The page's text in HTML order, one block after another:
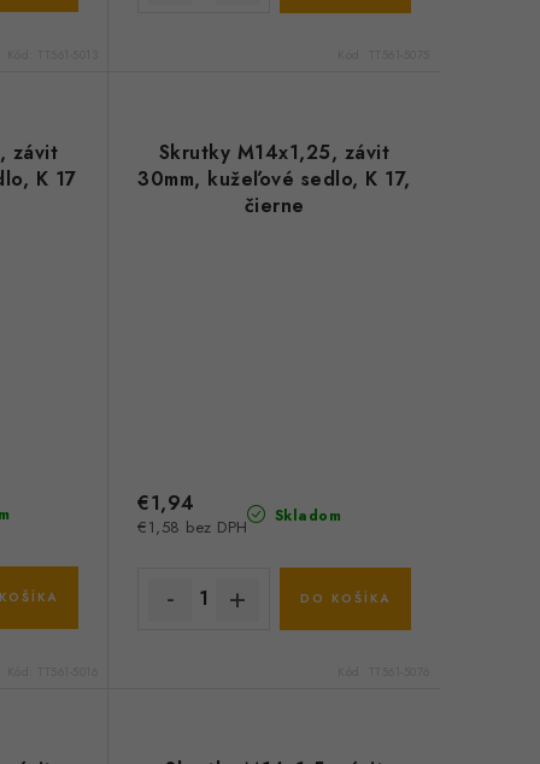
závit
K 17
Skrutky M14x1,25, závit
30mm, kužeľové sedlo, K 17,
čierne
Skladom
€1,58 bez DPH
€1,94
DO KOŠÍKA